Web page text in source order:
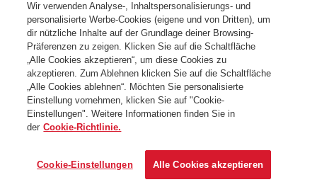
Allgemeine Geschäftsbedingungen des Iberia Club Programms
Bedingungen für die Registrierung auf iberia.com
Richtlinien zum Schutz personenbezogener Daten
Cookie-Richtlinie und -Verwaltung
Kontaktiere
©Iberia Joven 2026. Alle Rechte vorbehalten.
Wir verwenden Analyse-, Inhaltspersonalisierungs- und
personalisierte Werbe-Cookies (eigene und von Dritten), um
dir nützliche Inhalte auf der Grundlage deiner Browsing-
Präferenzen zu zeigen. Klicken Sie auf die Schaltfläche
„Alle Cookies akzeptieren“, um diese Cookies zu
akzeptieren. Zum Ablehnen klicken Sie auf die Schaltfläche
„Alle Cookies ablehnen“. Möchten Sie personalisierte
Einstellung vornehmen, klicken Sie auf "Cookie-
Einstellungen". Weitere Informationen finden Sie in
der Cookie-Richtlinie.
Cookie-Einstellungen Alle Cookies akzeptieren